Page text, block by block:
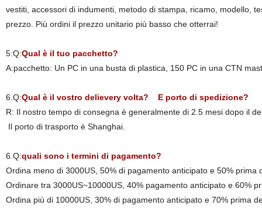
vestiti, accessori di indumenti, metodo di stampa, ricamo, modello,
prezzo. Più ordini il prezzo unitario più basso che otterrai!
5:Q:Qual è il tuo pacchetto?
A:pacchetto: Un PC in una busta di plastica, 150 PC in una CTN
6.Q:Qual è il vostro delievery volta? E porto di spedizione?
R: Il nostro tempo di consegna è generalmente di 2.5 mesi dopo il
Il porto di trasporto è Shanghai.
6.Q:quali sono i termini di pagamento?
Ordina meno di 3000US, 50% di pagamento anticipato e 50% prima
Ordinare tra 3000US~10000US, 40% pagamento anticipato e 60%
Ordina più di 10000US, 30% di pagamento anticipato e 70% prima